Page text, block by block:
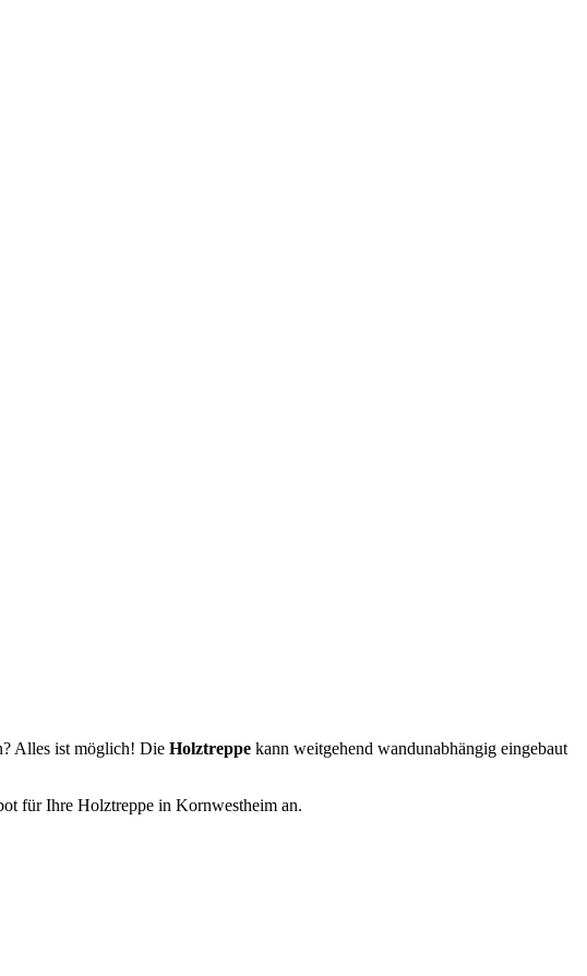
Alles ist möglich! Die Holztreppe kann weitgehend wandunabhängig eingebaut
für Ihre Holztreppe in Kornwestheim an.